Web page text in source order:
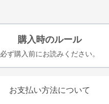
購入時のルール
必ず購入前にお読みください。
お支払い方法について